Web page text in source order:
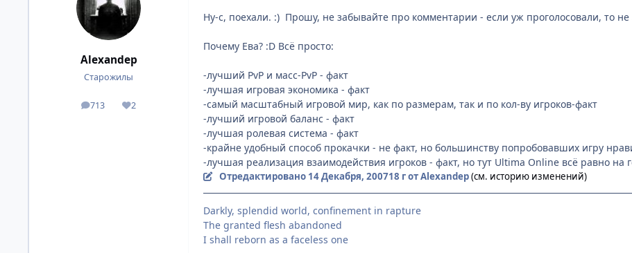
Alexandep
Старожилы
713
посты 2
Репутация
Ну-с, поехали. :) Прошу, не забывайте про комментарии - если уж проголосовали, то не
Почему Ева? :D Всё просто:
-лучший PvP и масс-PvP - факт
-лучшая игровая экономика - факт
-самый масштабный игровой мир, как по размерам, так и по кол-ву игроков-факт
-лучший игровой баланс - факт
-лучшая ролевая система - факт
-крайне удобный способ прокачки - не факт, но большинству попробовавших игру
-лучшая реализация взаимодействия игроков - факт, но тут Ultima Online всё равно на
Отредактировано 14 Декабря, 200718 гот Alexandep(см. историю изменений)
Darkly, splendid world, confinement in rapture
The granted flesh abandoned
I shall reborn as a faceless one